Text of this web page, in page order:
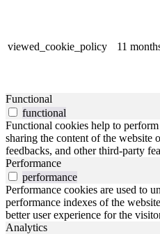
viewed_cookie_policy 11
Functional
functional
Functional cookies help to
sharing the content of the website
feedbacks, and other third-party
Performance
performance
Performance cookies are used to
performance indexes of the
better user experience for the
Analytics